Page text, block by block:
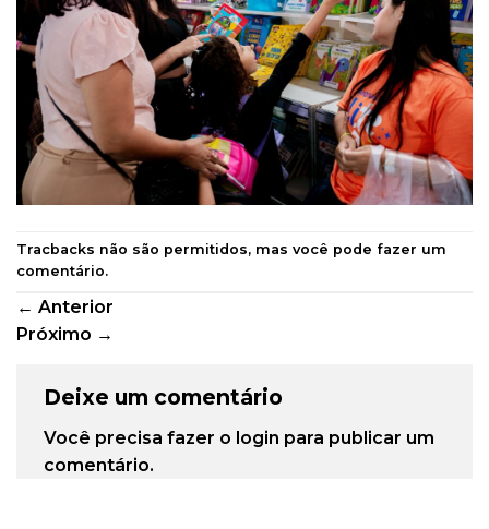
Tracbacks não são permitidos, mas você pode fazer um
comentário.
← Anterior
Próximo →
Deixe um comentário
Você precisa fazer o login para publicar um
comentário.